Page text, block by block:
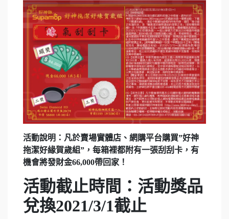
活動說明：凡於賣場實體店、網購平台購買”好神
拖潔好緣賀歲組”，每箱裡都附有一張刮刮卡，有
機會將發財金66,000帶回家！
活動截止時間：活動獎品
兌換2021/3/1截止